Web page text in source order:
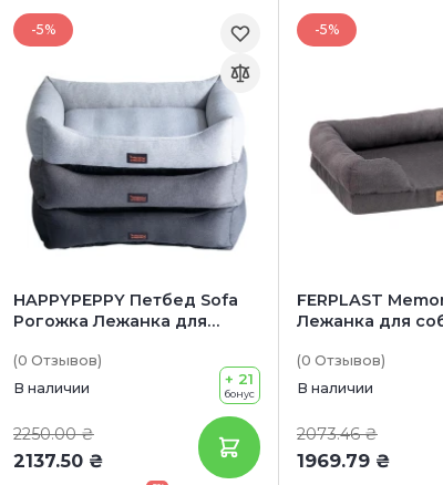
-5%
HAPPYPEPPY Петбед Sofa
Рогожка Лежанка для
(0 Отзывов)
В наличии
2250.00 ₴
2137.50 ₴
+ 21
бонус
-5%
FERPLAST
Лежанка для
(0 Отзывов)
В наличии
2073.46 ₴
1969.79 ₴